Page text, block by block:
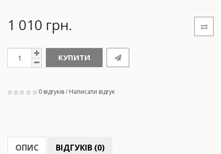
1 010 грн.
КУПИТИ
0 відгуків/ Написати відгук
ОПИС ВІДГУКІВ (0)